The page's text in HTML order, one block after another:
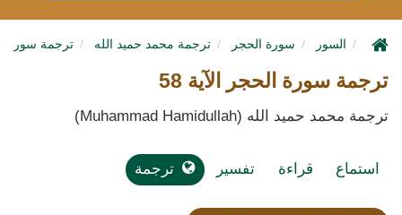
السور سورة الحجر ترجمة محمد حميد الله ترجمة سورة
ترجمة سورة الحجر الآية 58
ترجمة محمد حميد الله (Muhammad Hamidullah)
استماع قراءة تفسير ترجمة